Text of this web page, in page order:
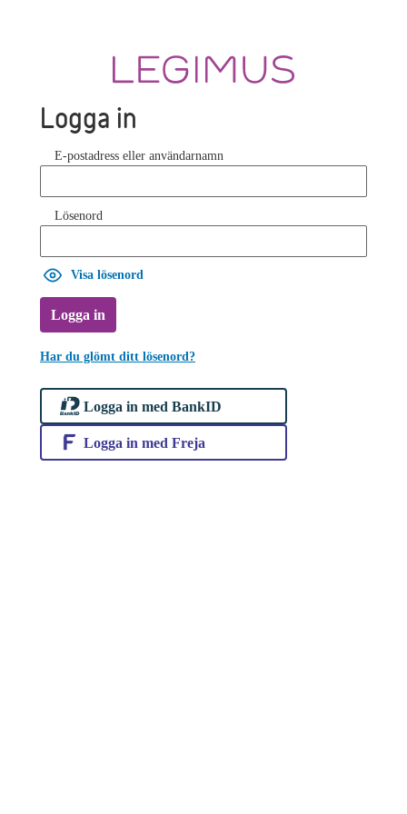
Logga in
E-postadress eller användarnamn
Lösenord
Visa lösenord
Logga in
Har du glömt ditt lösenord?
Logga in med BankID
Logga in med Freja